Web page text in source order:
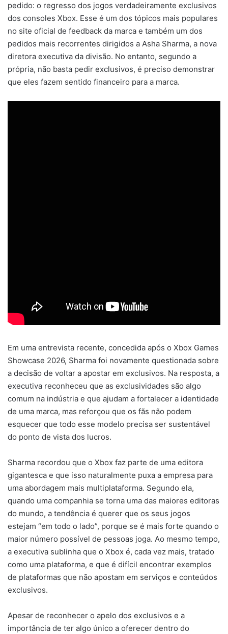
pedido: o regresso dos jogos verdadeiramente exclusivos
dos consoles Xbox. Esse é um dos tópicos mais populares
no site oficial de feedback da marca e também um dos
pedidos mais recorrentes dirigidos a Asha Sharma, a nova
diretora executiva da divisão. No entanto, segundo a
própria, não basta pedir exclusivos, é preciso demonstrar
que eles fazem sentido financeiro para a marca.
Em uma entrevista recente, concedida após o Xbox Games
Showcase 2026, Sharma foi novamente questionada sobre
a decisão de voltar a apostar em exclusivos. Na resposta, a
executiva reconheceu que as exclusividades são algo
comum na indústria e que ajudam a fortalecer a identidade
de uma marca, mas reforçou que os fãs não podem
esquecer que todo esse modelo precisa ser sustentável
do ponto de vista dos lucros.
Sharma recordou que o Xbox faz parte de uma editora
gigantesca e que isso naturalmente puxa a empresa para
uma abordagem mais multiplataforma. Segundo ela,
quando uma companhia se torna uma das maiores editoras
do mundo, a tendência é querer que os seus jogos
estejam “em todo o lado”, porque se é mais forte quando o
maior número possível de pessoas joga. Ao mesmo tempo,
a executiva sublinha que o Xbox é, cada vez mais, tratado
como uma plataforma, e que é difícil encontrar exemplos
de plataformas que não apostam em serviços e conteúdos
exclusivos.
Apesar de reconhecer o apelo dos exclusivos e a
importância de ter algo único a oferecer dentro do